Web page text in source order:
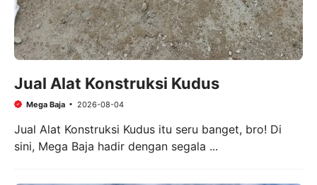
Jual Alat Konstruksi Kudus
Mega Baja 2026-08-04
Jual Alat Konstruksi Kudus itu seru banget, bro! Di
sini, Mega Baja hadir dengan segala ...